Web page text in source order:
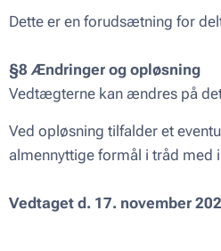
Dette er en forudsætning for
§8 Ændringer og opløsning
Vedtægterne kan ændres på
Ved opløsning tilfalder et
almennyttige formål i tråd med
Vedtaget d. 17. november